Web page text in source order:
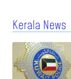
Kerala News